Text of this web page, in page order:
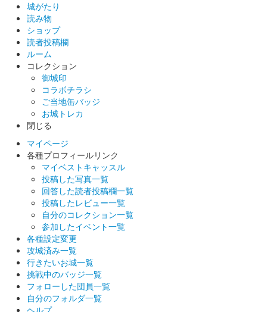
安中城 御城印
し版
販売終了
50枚限定
安中城 御城印
販売終了
50枚限定
城がたり
読み物
ショップ
読者投稿欄
ルーム
コレクション
御城印
コラボチラシ
ご当地缶バッジ
お城トレカ
閉じる
マイページ
各種プロフィールリンク
マイベストキャッスル
投稿した写真一覧
回答した読者投稿欄一覧
投稿したレビュー一覧
自分のコレクション一覧
参加したイベント一覧
各種設定変更
攻城済み一覧
行きたいお城一覧
挑戦中のバッジ一覧
フォローした団員一覧
自分のフォルダ一覧
ヘルプ